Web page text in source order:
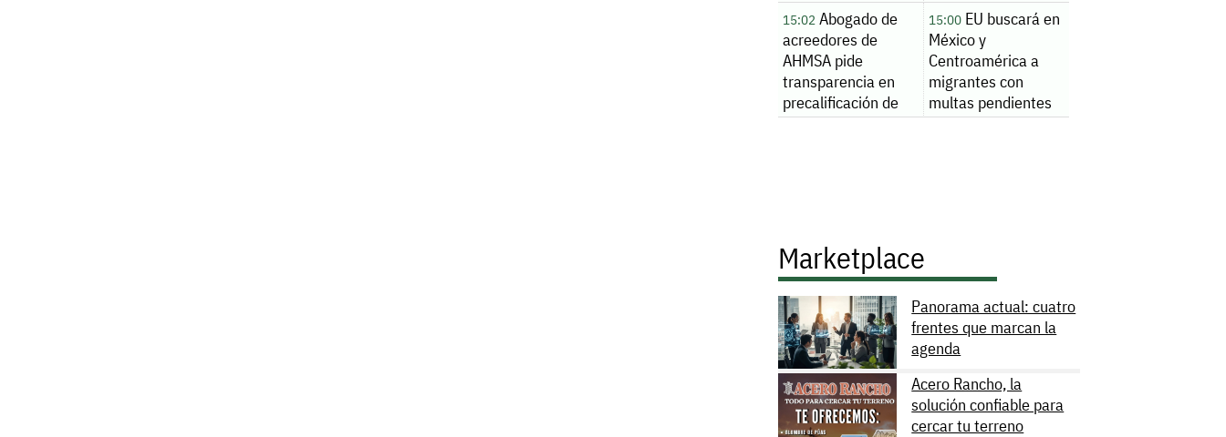
15:02 Abogado de
acreedores de
AHMSA pide
transparencia en
precalificación de
posibles
15:00EU buscará en
México y
Centroamérica a
migrantes con
multas pendientes
Marketplace
Panorama actual: cuatro
frentes que marcan la
agenda
Acero Rancho, la
solución confiable para
cercar tu terreno